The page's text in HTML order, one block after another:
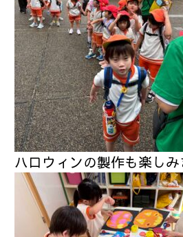
ハロウィンの製作も楽しみ